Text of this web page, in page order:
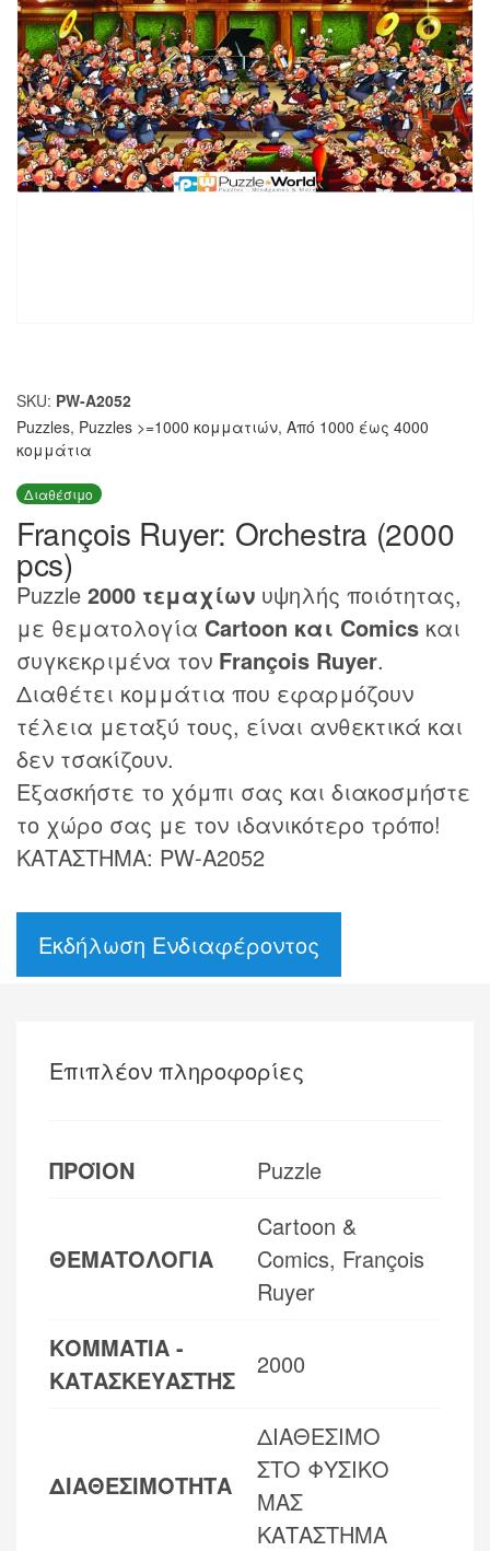
SKU: PW-A2052
Puzzles, Puzzles >=1000 κομματιών, Από 1000 έως 4000
κομμάτια
Διαθέσιμο
François Ruyer: Orchestra (2000
pcs)
Puzzle 2000 τεμαχίων υψηλής ποιότητας,
με θεματολογία Cartoon και Comics και
συγκεκριμένα τον François Ruyer.
Διαθέτει κομμάτια που εφαρμόζουν
τέλεια μεταξύ τους, είναι ανθεκτικά και
δεν τσακίζουν.
Εξασκήστε το χόμπι σας και διακοσμήστε
το χώρο σας με τον ιδανικότερο τρόπο!
ΚΑΤΑΣΤΗΜΑ: PW-A2052
Εκδήλωση Ενδιαφέροντος
Επιπλέον πληροφορίες
ΠΡΟΪΟΝ Puzzle
ΘΕΜΑΤΟΛΟΓΙΑ
Cartoon &
Comics, François
Ruyer
ΚΟΜΜΑΤΙΑ -
ΚΑΤΑΣΚΕΥΑΣΤΗΣ
2000
ΔΙΑΘΕΣΙΜΟΤΗΤΑ
ΔΙΑΘΕΣΙΜΟ
ΣΤΟ ΦΥΣΙΚΟ
ΜΑΣ
ΚΑΤΑΣΤΗΜΑ